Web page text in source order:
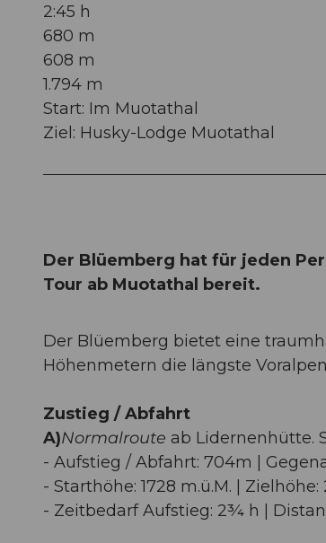
2:45 h
680 m
608 m
1.794 m
Start: Im Muotathal
Ziel: Husky-Lodge Muotathal
Der Blüemberg hat für jeden
Tour ab Muotathal bereit.
Der Blüemberg bietet eine
Höhenmetern die längste
Zustieg / Abfahrt
A)Normalroute ab Lidernenhütte.
- Aufstieg / Abfahrt: 704m |
- Starthöhe: 1728 m.ü.M. | Zielhöhe:
- Zeitbedarf Aufstieg: 2¾ h |